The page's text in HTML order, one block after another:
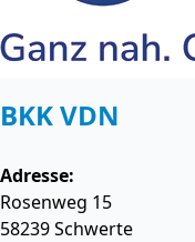
BKK VDN
Adresse:
Rosenweg 15
58239Schwerte